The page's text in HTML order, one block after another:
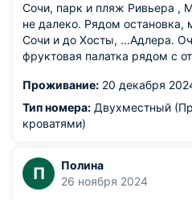
Сочи, парк и пляж Ривьера ,
не далеко. Рядом остановка,
Сочи и до Хосты, ...Адлера.
фруктовая палатка рядом с
Проживание: 20 декабря
Тип номера: Двухместный
кроватями)
П
Полина
26 ноября 2024